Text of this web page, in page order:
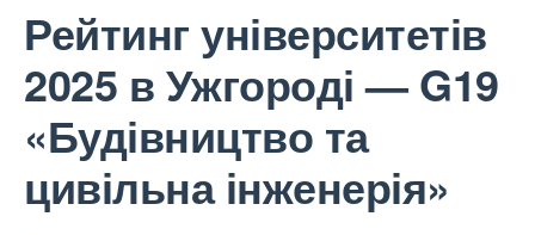
Рейтинг університетів
2025 в Ужгороді — G19
«Будівництво та
цивільна інженерія»